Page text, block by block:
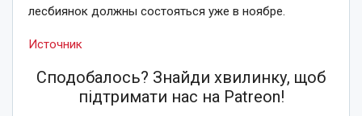
лесбиянок должны состояться уже в ноябре.
Источник
Сподобалось? Знайди хвилинку, щоб
підтримати нас на Patreon!